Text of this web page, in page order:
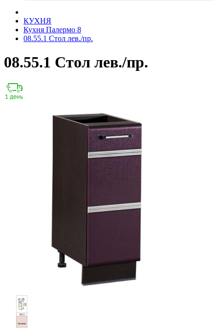
КУХНЯ
Кухня Палермо 8
08.55.1 Стол лев./пр.
08.55.1 Стол лев./пр.